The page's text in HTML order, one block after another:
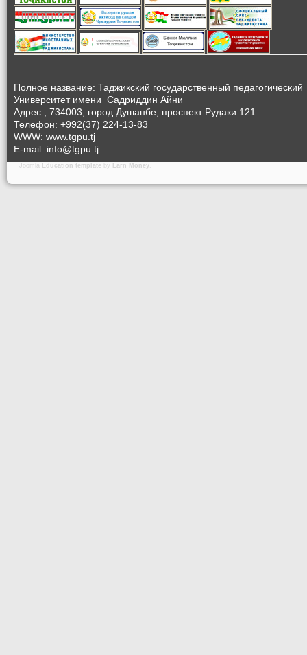
Полное название: Таджикский государственный педагогический
Университет имени Садриддин Айнӣ
Адрес:, 734003, город Душанбе, проспект Рудаки 121
Телефон: +992(37) 224-13-83
WWW: www.tgpu.tj
E-mail: info@tgpu.tj
Joomla Education template by Earn Money.